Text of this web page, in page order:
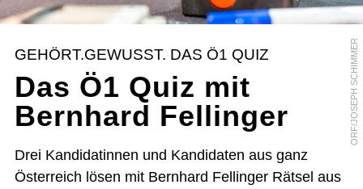
ORF/JOSEPH SCHIMMER
GEHÖRT.GEWUSST. DAS Ö1 QUIZ
Das Ö1 Quiz mit
Bernhard Fellinger
Drei Kandidatinnen und Kandidaten aus ganz
Österreich lösen mit Bernhard Fellinger Rätsel aus